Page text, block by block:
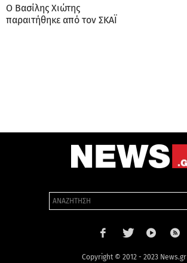
Ο Βασίλης Χιώτης
παραιτήθηκε από τον ΣΚΑΪ
Copyright © 2012 - 2023 News.gr